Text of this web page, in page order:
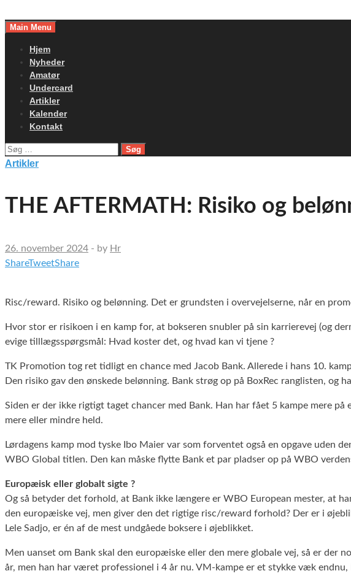
toMain Menu
Hjem
Nyheder
Amatør
Undercard
Artikler
Kalender
Kontakt
Søg
efter:
Artikler
THE AFTERMATH: Risiko og
26. november 2024 - by Hr
ShareTweetShare
Risc/reward. Risiko og belønning. Det er grundsten i overvejelserne, når en
Hvor stor er risikoen i en kamp for, at bokseren snubler på sin karrierevej (og
evige tilllægsspørgsmål: Hvad koster det, og hvad kan vi tjene ?
TK Promotion tog ret tidligt en chance med Jacob Bank. Allerede i hans 10.
Den risiko gav den ønskede belønning. Bank strøg op på BoxRec ranglisten, og
Siden er der ikke rigtigt taget chancer med Bank. Han har fået 5 kampe mere
mere eller mindre held.
Lørdagens kamp mod tyske Ibo Maier var som forventet også en opgave uden
WBO Global titlen. Den kan måske flytte Bank et par pladser op på WBO
Europæisk eller globalt sigte ?
Og så betyder det forhold, at Bank ikke længere er WBO European mester, at
den europæiske vej, men giver den det rigtige risc/reward forhold? Der er i
Lele Sadjo, er én af de mest undgåede boksere i øjeblikket.
Men uanset om Bank skal den europæiske eller den mere globale vej, så er der
år, men han har været professionel i 4 år nu. VM-kampe er et stykke væk